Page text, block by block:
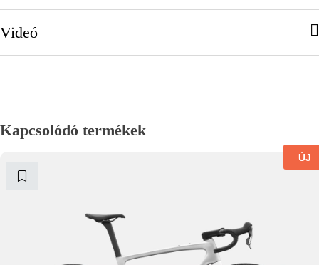
Videó
Kapcsolódó termékek
ÚJ